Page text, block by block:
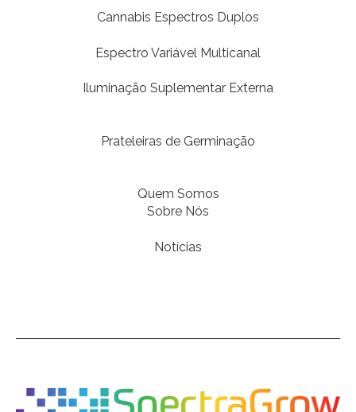
Cannabis Espectros Duplos
Espectro Variável Multicanal
Iluminação Suplementar Externa
Prateleiras de Germinação
Quem Somos
Sobre Nós
Notícias